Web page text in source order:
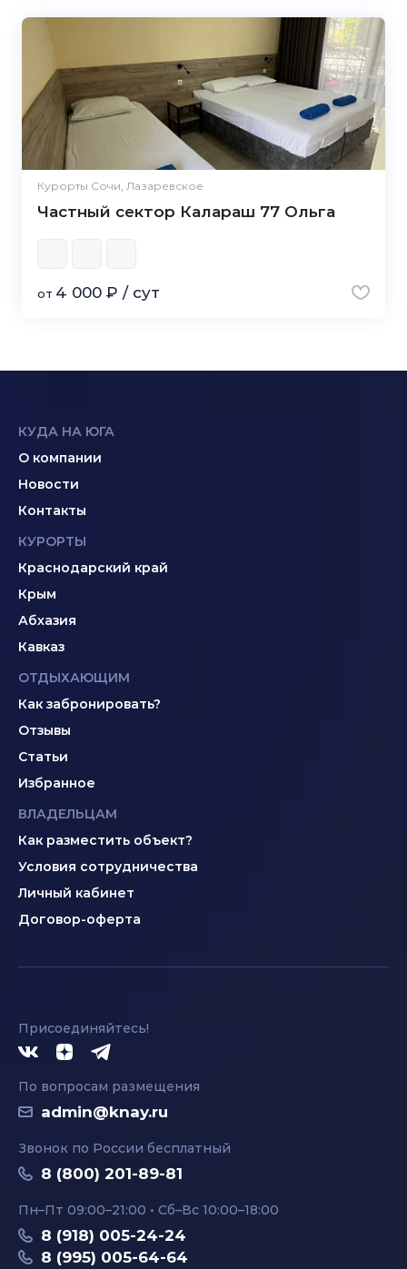
Курорты Сочи, Лазаревское
Частный сектор Калараш 77 Ольга
от 4 000 ₽ / сут
КУДА НА ЮГА
О компании
Новости
Контакты
КУРОРТЫ
Краснодарский край
Крым
Абхазия
Кавказ
ОТДЫХАЮЩИМ
Как забронировать?
Отзывы
Статьи
Избранное
ВЛАДЕЛЬЦАМ
Как разместить объект?
Условия сотрудничества
Личный кабинет
Договор-оферта
Присоединяйтесь!
По вопросам размещения
admin@knay.ru
Звонок по России бесплатный
8 (800) 201-89-81
Пн–Пт 09:00–21:00 • Сб–Вс 10:00–18:00
8 (918) 005-24-24
8 (995) 005-64-64